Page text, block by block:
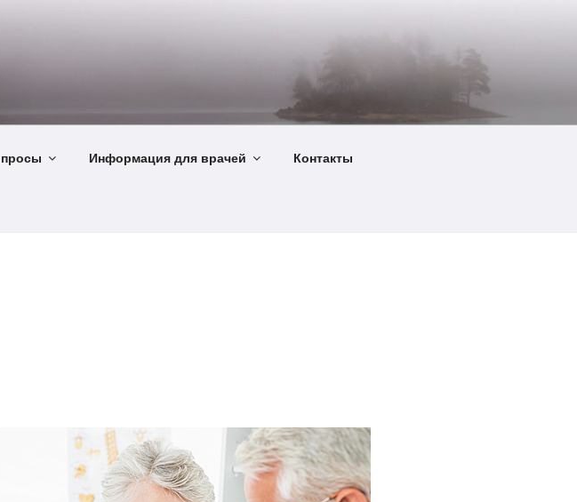
Информация для врачей Контакты